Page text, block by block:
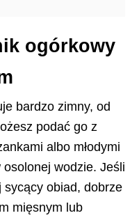
ogórkowy
bardzo zimny, od
podać go z
albo młodymi
wodzie. Jeśli
obiad, dobrze
mięsnym lub